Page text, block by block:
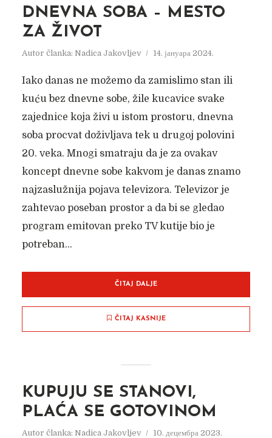
DNEVNA SOBA – MESTO
ZA ŽIVOT
Autor članka: Nadica Jakovljev 14. јануара 2024.
Iako danas ne možemo da zamislimo stan ili
kuću bez dnevne sobe, žile kucavice svake
zajednice koja živi u istom prostoru, dnevna
soba procvat doživljava tek u drugoj polovini
20. veka. Mnogi smatraju da je za ovakav
koncept dnevne sobe kakvom je danas znamo
najzaslužnija pojava televizora. Televizor je
zahtevao poseban prostor a da bi se gledao
program emitovan preko TV kutije bio je
potreban...
ČITAJ DALJE
ČITAJ KASNIJE
KUPUJU SE STANOVI,
PLAĆA SE GOTOVINOM
Autor članka: Nadica Jakovljev 10. децембра 2023.